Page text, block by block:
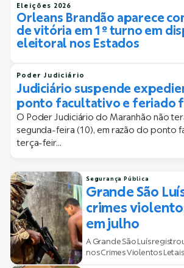
Eleições 2026
Orleans Brandão aparece
de vitória em 1º turno em
eleitoral nos Estados
Poder Judiciário
Judiciário suspende
ponto facultativo e feriado
O Poder Judiciário do Maranhão não
segunda-feira (10), em razão do ponto
terça-feir...
Segurança Pública
Grande São
crimes
em julho
A Grande São Luís
nos Crimes Violentos